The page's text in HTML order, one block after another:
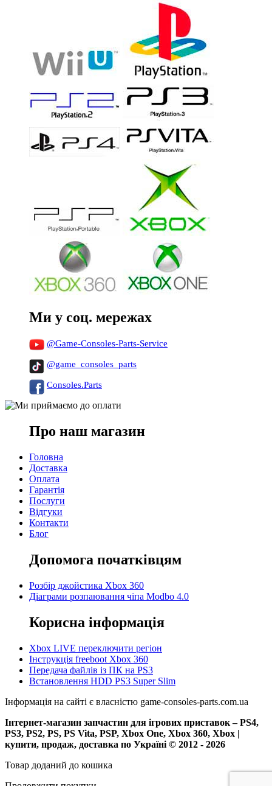
Ми у соц. мережах
@Game-Consoles-Parts-Service
@game_consoles_parts
Consoles.Parts
Про наш магазин
Головна
Доставка
Оплата
Гарантія
Послуги
Відгуки
Контакти
Блог
Допомога початківцям
Розбір джойстика Xbox 360
Діаграми розпаювання чіпа Modbo 4.0
Корисна інформація
Xbox LIVE переключити регіон
Інструкція freeboot Xbox 360
Передача файлів із ПК на PS3
Встановлення HDD PS3 Super Slim
Інформація на сайті є власністю game-consoles-parts.com.ua
Інтернет-магазин запчастин для ігрових приставок – PS4,
PS3, PS2, PS, PS Vita, PSP, Xbox One, Xbox 360, Xbox |
купити, продаж, доставка по Україні © 2012 - 2026
Товар доданий до кошика